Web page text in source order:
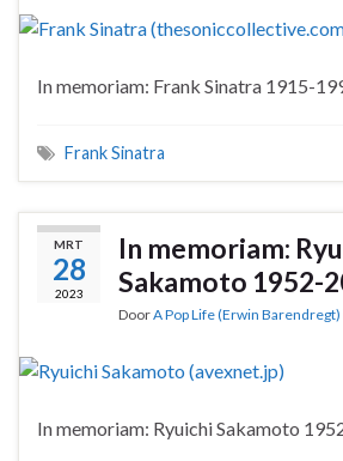
In memoriam: Frank Sinatra 1915-
Frank Sinatra
MRT
28
2023
In memoriam:
Sakamoto 1952-
DoorA Pop Life (Erwin Barendregt)
In memoriam: Ryuichi Sakamoto